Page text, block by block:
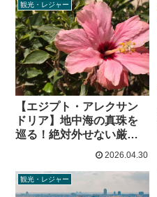
観光・レジャー
【エジプト・アレクサン
ドリア】地中海の真珠を
巡る！絶対外せない厳選
観光名所4選とリアルな歩
2026.04.30
観光・レジャー